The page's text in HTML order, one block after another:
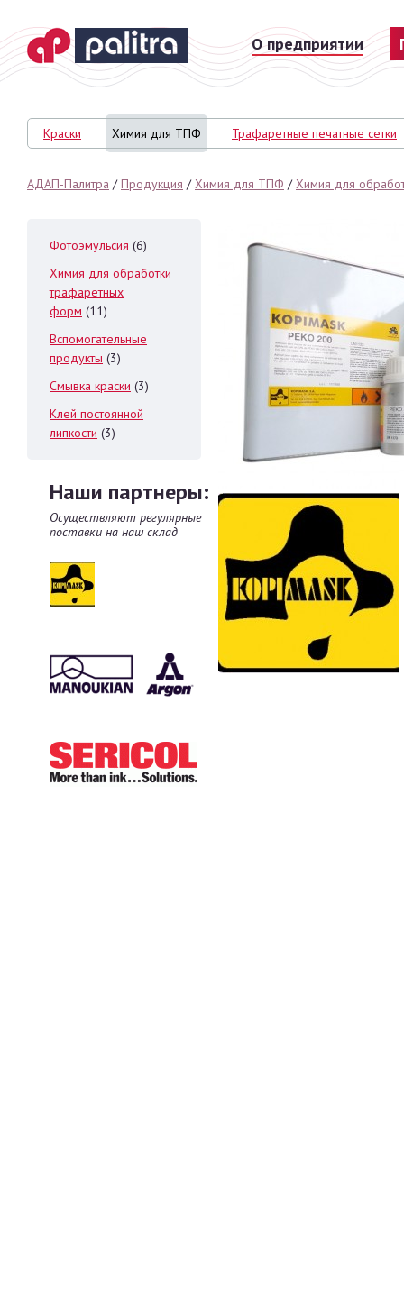
На главную
О предприятии
Краски Химия для ТПФ Трафаретные печатные сетки
АДАП-Палитра /Продукция /Химия для ТПФ /Химия для
Фотоэмульсия (6)
Химия для обработки
трафаретных
форм (11)
Вспомогательные
продукты (3)
Смывка краски (3)
Клей постоянной
липкости (3)
Наши партнеры:
Осуществляют регулярные
поставки на наш склад